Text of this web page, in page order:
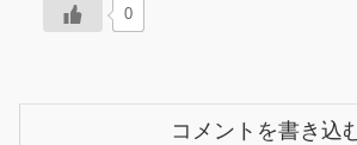
0
コメントを書き込